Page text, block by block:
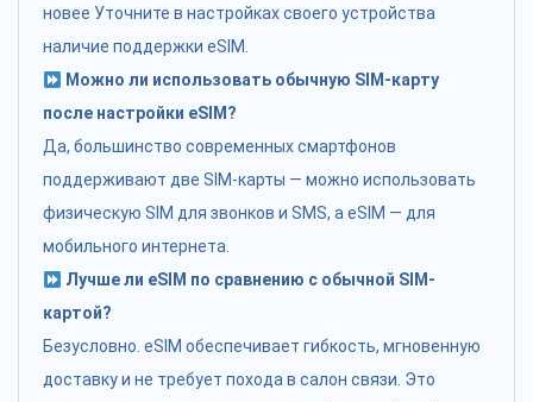
новее Уточните в настройках своего устройства
наличие поддержки eSIM.
Можно ли использовать обычную SIM-карту
после настройки eSIM?
Да, большинство современных смартфонов
поддерживают две SIM-карты — можно использовать
физическую SIM для звонков и SMS, а eSIM — для
мобильного интернета.
Лучше ли eSIM по сравнению с обычной SIM-
картой?
Безусловно. eSIM обеспечивает гибкость, мгновенную
доставку и не требует похода в салон связи. Это